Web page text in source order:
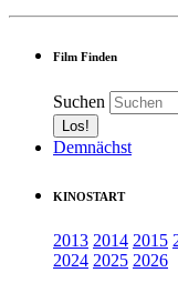
Film Finden
Suchen
Demnächst
KINOSTART
2013 2014 2015
2024 2025 2026